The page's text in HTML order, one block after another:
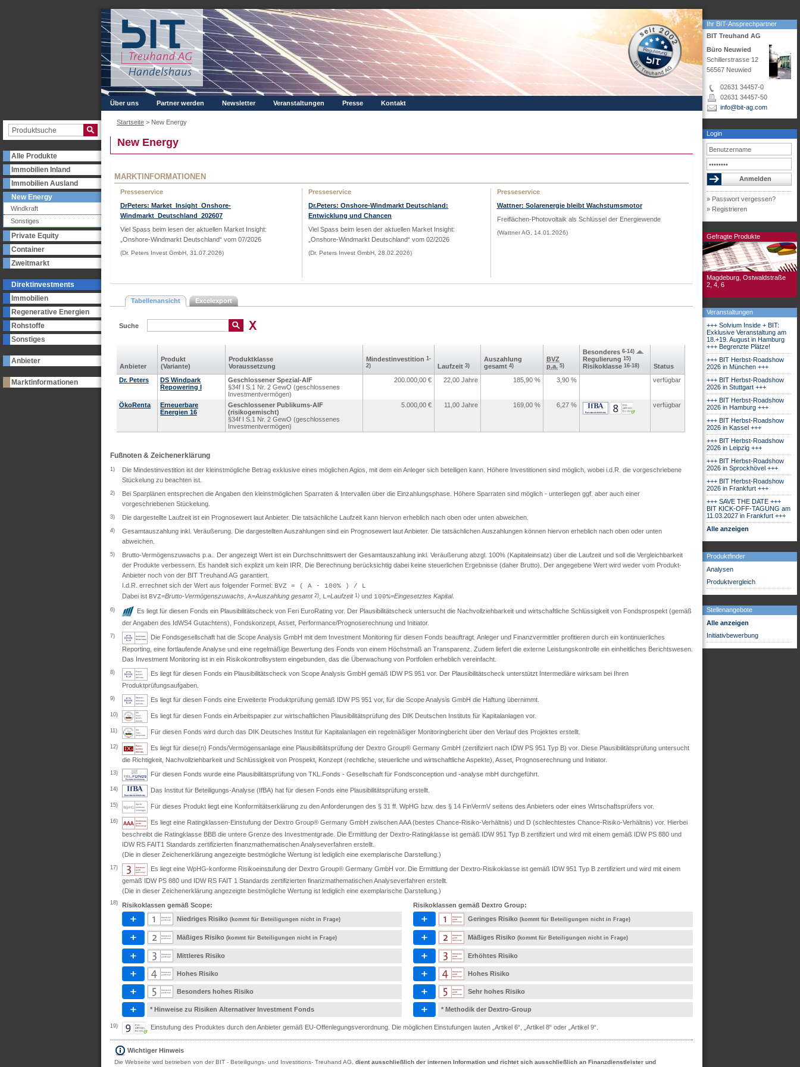
Alle Produkte
Immobilien Inland
Immobilien Ausland
New Energy
Windkraft
Sonstiges
Private Equity
Container
Zweitmarkt
Direktinvestments
Immobilien
Regenerative Energien
Rohstoffe
Sonstiges
Anbieter
Marktinformationen
Ihr BIT-Ansprechpartner
BIT Treuhand AG
Büro Neuwied
Schillerstrasse 12
56567 Neuwied
02631 34457-0
02631 34457-50
info@bit-ag.com
Login
» Passwort vergessen?
» Registrieren
Gefragte Produkte
Magdeburg, Ostwaldstraße
2, 4, 6
Veranstaltungen
+++ Solvium Inside + BIT:
Exklusive Veranstaltung am
18.+19. August in Hamburg
+++ Begrenzte Plätze!
+++ BIT Herbst-Roadshow
2026 in München +++
+++ BIT Herbst-Roadshow
2026 in Stuttgart +++
+++ BIT Herbst-Roadshow
2026 in Hamburg +++
+++ BIT Herbst-Roadshow
2026 in Kassel +++
+++ BIT Herbst-Roadshow
2026 in Leipzig +++
+++ BIT Herbst-Roadshow
2026 in Sprockhövel +++
+++ BIT Herbst-Roadshow
2026 in Frankfurt +++
+++ SAVE THE DATE +++
BIT KICK-OFF-TAGUNG am
11.03.2027 in Frankfurt +++
Alle anzeigen
Produktfinder
Analysen
Produktvergleich
Stellenangebote
Alle anzeigen
Initiativbewerbung
Über uns Partner werden Newsletter Veranstaltungen Presse Kontakt
Startseite > New Energy
New Energy
MARKTINFORMATIONEN
Presseservice
DrPeters: Market_Insight_Onshore-
Windmarkt_Deutschland_202607
Viel Spass beim lesen der aktuellen Market Insight:
„Onshore-Windmarkt Deutschland“ vom 07/2026
(Dr. Peters Invest GmbH, 31.07.2026)
Presseservice
Dr.Peters: Onshore-Windmarkt Deutschland:
Entwicklung und Chancen
Viel Spass beim lesen der aktuellen Market Insight:
„Onshore-Windmarkt Deutschland“vom 02/2026
(Dr. Peters Invest GmbH, 28.02.2026)
Presseservice
Wattner: Solarenergie bleibt Wachstumsmotor
Freiflächen-Photovoltaik als Schlüssel der Energiewende
(Wattner AG, 14.01.2026)
Tabellenansicht Excelexport
Suche
Anbieter
Produkt
(Variante)
Produkt­klasse
Voraus­setzung
Mindest­investition 1-
2)
Laufzeit 3)
Aus­zahlung
gesamt 4)
BVZ
p.a. 5)
Besonderes 6-14)
Regulierung 15)
Risikoklasse 16-18)
Status
Dr. Peters
DS Windpark
Repowering I
Geschlossener Spezial-AIF
§34f I S.1 Nr. 2 GewO (geschlossenes
Investmentvermögen)
200.000,00 € 22,00 Jahre 185,90 % 3,90 % verfügbar
ÖkoRenta
Erneuerbare
Energien 16
Geschlossener Publikums-AIF
(risikogemischt)
§34f I S.1 Nr. 2 GewO (geschlossenes
Investmentvermögen)
5.000,00 € 11,00 Jahre 169,00 % 6,27 % verfügbar
Fußnoten & Zeichenerklärung
1)
Die Mindestinvestition ist der kleinstmögliche Betrag exklusive eines möglichen Agios, mit dem ein Anleger sich beteiligen kann. Höhere Investitionen sind möglich, wobei i.d.R. die vorgeschriebene
Stückelung zu beachten ist.
2)
Bei Sparplänen entsprechen die Angaben den kleinstmöglichen Sparraten & Intervallen über die Einzahlungsphase. Höhere Sparraten sind möglich - unterliegen ggf. aber auch einer
vorgeschriebenen Stückelung.
3) Die dargestellte Laufzeit ist ein Prognosewert laut Anbieter. Die tatsächliche Laufzeit kann hiervon erheblich nach oben oder unten abweichen.
4)
Gesamtauszahlung inkl. Veräußerung. Die dargestellten Auszahlungen sind ein Prognosewert laut Anbieter. Die tatsächlichen Auszahlungen können hiervon erheblich nach oben oder unten
abweichen.
5)
Brutto-Vermögenszuwachs p.a.. Der angezeigt Wert ist ein Durchschnittswert der Gesamtauszahlung inkl. Veräußerung abzgl. 100% (Kapitaleinsatz) über die Laufzeit und soll die Vergleichbarkeit
der Produkte verbessern. Es handelt sich explizit um kein IRR. Die Berechnung berücksichtig dabei keine steuerlichen Ergebnisse (daher Brutto). Der angegebene Wert wird weder vom Produkt-
Anbieter noch von der BIT Treuhand AG garantiert.
I.d.R. errechnet sich der Wert aus folgender Formel: BVZ = ( A - 100% ) / L
Dabei ist BVZ=Brutto-Vermögenszuwachs A=Auszahlung gesamt2) L=Laufzeit1) und 100%=Eingesetztes Kapital.
6)
Es liegt für diesen Fonds ein Plausibilitätscheck von Feri EuroRating vor. Der Plausibilitätscheck untersucht die Nachvollziehbarkeit und wirtschaftliche Schlüssigkeit von Fondsprospekt (gemäß
der Angaben des IdWS4 Gutachtens), Fondskonzept, Asset, Performance/Prognoserechnung und Initiator.
7)
Die Fondsgesellschaft hat die Scope Analysis GmbH mit dem Investment Monitoring für diesen Fonds beauftragt. Anleger und Finanzvermittler profitieren durch ein kontinuierliches
Reporting, eine fortlaufende Analyse und eine regelmäßige Bewertung des Fonds von einem Höchstmaß an Transparenz. Zudem liefert die externe Leistungskontrolle ein einheitliches Berichtswesen.
Das Investment Monitoring ist in ein Risikokontrollsystem eingebunden, das die Überwachung von Portfolien erheblich vereinfacht.
8)
Es liegt für diesen Fonds ein Plausibilitätscheck von Scope Analysis GmbH gemäß IDW PS 951 vor. Der Plausibilitätscheck unterstützt Intermediäre wirksam bei Ihren
Produktprüfungsaufgaben.
9) Es liegt für diesen Fonds eine Erweiterte Produktprüfung gemäß IDW PS 951 vor, für die Scope Analysis GmbH die Haftung übernimmt.
10) Es liegt für diesen Fonds ein Arbeitspapier zur wirtschaftlichen Plausibilitätsprüfung des DIK Deutschen Instituts für Kapitalanlagen vor.
11) Für diesen Fonds wird durch das DIK Deutsches Institut für Kapitalanlagen ein regelmäßiger Monitoringbericht über den Verlauf des Projektes erstellt.
12)
Es liegt für diese(n) Fonds/Vermögensanlage eine Plausibilitätsprüfung der Dextro Group® Germany GmbH (zertifiziert nach IDW PS 951 Typ B) vor. Diese Plausibilitätsprüfung untersucht
die Richtigkeit, Nachvollziehbarkeit und Schlüssigkeit von Prospekt, Konzept (rechtliche, steuerliche und wirtschaftliche Aspekte), Asset, Prognoserechnung und Initiator.
13) Für diesen Fonds wurde eine Plausibilitätsprüfung von TKL.Fonds - Gesellschaft für Fondsconception und -analyse mbH durchgeführt.
14) Das Institut für Beteiligungs-Analyse (IfBA) hat für diesen Fonds eine Plausibilitätsprüfung erstellt.
15) Für dieses Produkt liegt eine Konformitätserklärung zu den Anforderungen des § 31 ff. WpHG bzw. des § 14 FinVermV seitens des Anbieters oder eines Wirtschaftsprüfers vor.
16)
Es liegt eine Ratingklassen-Einstufung der Dextro Group® Germany GmbH zwischen AAA (bestes Chance-Risiko-Verhältnis) und D (schlechtestes Chance-Risiko-Verhältnis) vor. Hierbei
beschreibt die Ratingklasse BBB die untere Grenze des Investmentgrade. Die Ermittlung der Dextro-Ratingklasse ist gemäß IDW 951 Typ B zertifiziert und wird mit einem gemäß IDW PS 880 und
IDW RS FAIT1 Standards zertifizierten finanzmathematischen Analyseverfahren erstellt.
(Die in dieser Zeichenerklärung angezeigte bestmögliche Wertung ist lediglich eine exemplarische Darstellung.)
17)
Es liegt eine WpHG-konforme Risikoeinstufung der Dextro Group® Germany GmbH vor. Die Ermittlung der Dextro-Risikoklasse ist gemäß IDW 951 Typ B zertifiziert und wird mit einem
gemäß IDW PS 880 und IDW RS FAIT 1 Standards zertifizierten finanzmathematischen Analyseverfahren erstellt.
(Die in dieser Zeichenerklärung angezeigte bestmögliche Wertung ist lediglich eine exemplarische Darstellung.)
18)
Risikoklassen gemäß Scope:
Niedriges Risiko (kommt für Beteiligungen nicht in Frage)
Mäßiges Risiko (kommt für Beteiligungen nicht in Frage)
Mittleres Risiko
Hohes Risiko
Besonders hohes Risiko
* Hinweise zu Risiken Alternativer Investment Fonds
Risikoklassen gemäß Dextro Group:
Geringes Risiko(kommt für Beteiligungen nicht in Frage)
Mäßiges Risiko(kommt für Beteiligungen nicht in Frage)
Erhöhtes Risiko
Hohes Risiko
Sehr hohes Risiko
* Methodik der Dextro-Group
19) Einstufung des Produktes durch den Anbieter gemäß EU-Offenlegungsverordnung. Die möglichen Einstufungen lauten „Artikel 6“, „Artikel 8“ oder „Artikel 9“.
Wichtiger Hinweis
Die Webseite wird betrieben von der BIT - Beteiligungs- und Investitions- Treuhand AG, dient ausschließlich der internen Information und richtet sich ausschließlich an Finanzdienstleister und